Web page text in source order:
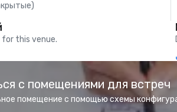
for this venue.
с помещениями для встреч
помещение с помощью схемы